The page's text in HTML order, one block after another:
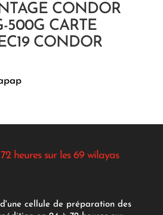
CONDOR
500G CARTE
CONDOR
heures sur les 69 wilayas
cellule de préparation des